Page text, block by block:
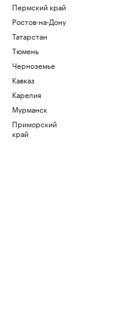
Пермский край
Ростов-на-Дону
Татарстан
Тюмень
Черноземье
Кавказ
Карелия
Мурманск
Приморский
край